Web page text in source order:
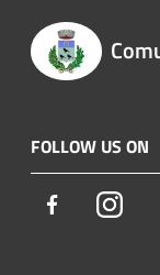
FOLLOW US ON
Facebook